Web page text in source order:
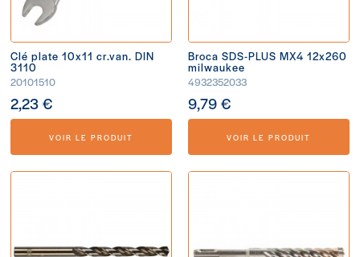
Clé plate 10x11 cr.van. DIN
3110
20101510
2,23 €
VOIR LE PRODUIT
Broca SDS-PLUS MX4 12x260
milwaukee
4932352033
9,79 €
VOIR LE PRODUIT